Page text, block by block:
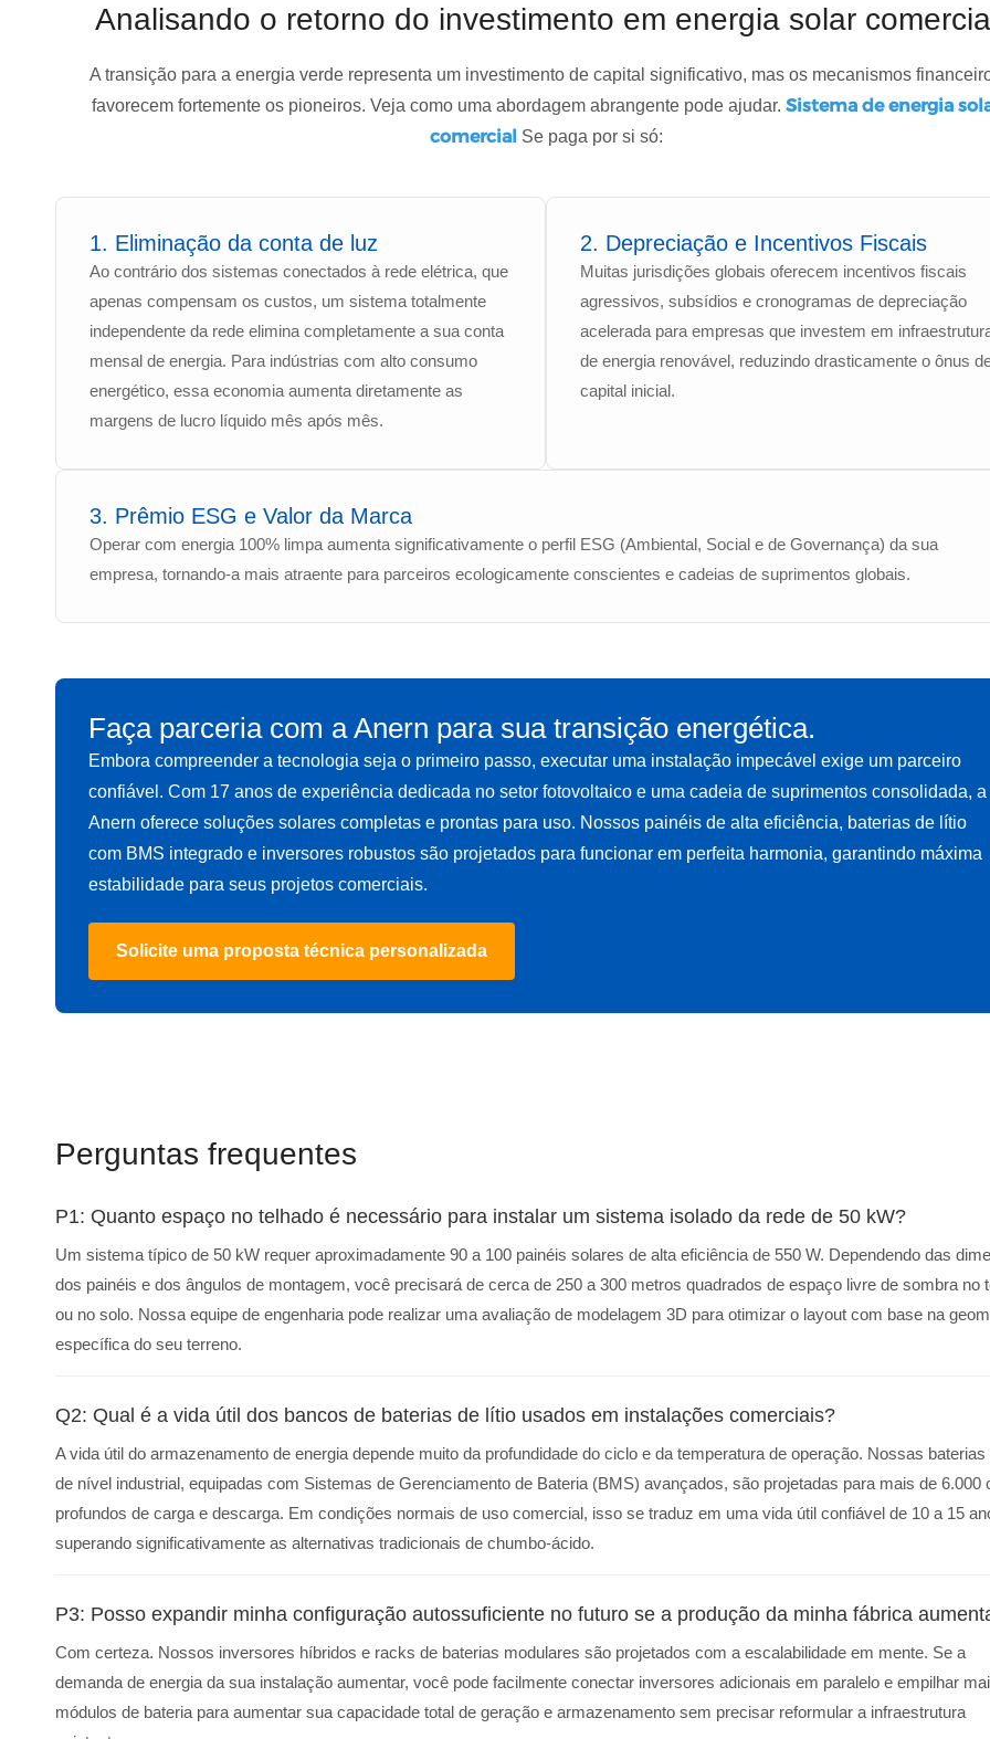
Analisando o retorno do investimento em energia solar
A transição para a energia verde representa um investimento de capital significativo, mas os mecanismos
favorecem fortemente os pioneiros. Veja como uma abordagem abrangente pode ajudar.Sistema de energia
comercial Se paga por si só:
1. Eliminação da conta de luz
Ao contrário dos sistemas conectados à rede elétrica, que
apenas compensam os custos, um sistema totalmente
independente da rede elimina completamente a sua conta
mensal de energia. Para indústrias com alto consumo
energético, essa economia aumenta diretamente as
margens de lucro líquido mês após mês.
2. Depreciação e Incentivos Fiscais
Muitas jurisdições globais oferecem incentivos fiscais
agressivos, subsídios e cronogramas de depreciação
acelerada para empresas que investem em
de energia renovável, reduzindo drasticamente o ônus
capital inicial.
3. Prêmio ESG e Valor da Marca
Operar com energia 100% limpa aumenta significativamente o perfil ESG (Ambiental, Social e de Governança) da sua
empresa, tornando-a mais atraente para parceiros ecologicamente conscientes e cadeias de suprimentos globais.
Faça parceria com a Anern para sua transição energética.
Embora compreender a tecnologia seja o primeiro passo, executar uma instalação impecável exige um parceiro
confiável. Com 17 anos de experiência dedicada no setor fotovoltaico e uma cadeia de suprimentos consolidada, a
Anern oferece soluções solares completas e prontas para uso. Nossos painéis de alta eficiência, baterias de lítio
com BMS integrado e inversores robustos são projetados para funcionar em perfeita harmonia, garantindo máxima
estabilidade para seus projetos comerciais.
Solicite uma proposta técnica personalizada
Perguntas frequentes
P1: Quanto espaço no telhado é necessário para instalar um sistema isolado da rede de 50 kW?
Um sistema típico de 50 kW requer aproximadamente 90 a 100 painéis solares de alta eficiência de 550 W. Dependendo das
dos painéis e dos ângulos de montagem, você precisará de cerca de 250 a 300 metros quadrados de espaço livre de sombra no
ou no solo. Nossa equipe de engenharia pode realizar uma avaliação de modelagem 3D para otimizar o layout com base na
específica do seu terreno.
Q2: Qual é a vida útil dos bancos de baterias de lítio usados ​​em instalações comerciais?
A vida útil do armazenamento de energia depende muito da profundidade do ciclo e da temperatura de operação. Nossas baterias
de nível industrial, equipadas com Sistemas de Gerenciamento de Bateria (BMS) avançados, são projetadas para mais de 6.000
profundos de carga e descarga. Em condições normais de uso comercial, isso se traduz em uma vida útil confiável de 10 a 15
superando significativamente as alternativas tradicionais de chumbo-ácido.
P3: Posso expandir minha configuração autossuficiente no futuro se a produção da minha fábrica
Com certeza. Nossos inversores híbridos e racks de baterias modulares são projetados com a escalabilidade em mente. Se a
demanda de energia da sua instalação aumentar, você pode facilmente conectar inversores adicionais em paralelo e empilhar
módulos de bateria para aumentar sua capacidade total de geração e armazenamento sem precisar reformular a infraestrutura